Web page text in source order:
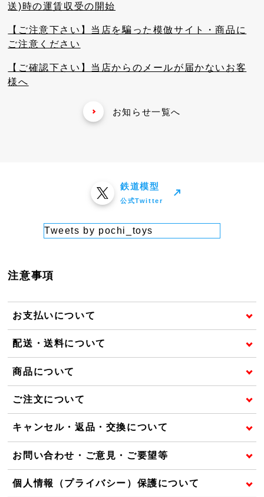
送)時の運賃収受の開始
【ご注意下さい】当店を騙った模倣サイト・商品に
ご注意ください
【ご確認下さい】当店からのメールが届かないお客
様へ
お知らせ一覧へ
鉄道模型
公式Twitter
Tweets by pochi_toys
注意事項
お支払いについて
配送・送料について
商品について
ご注文について
キャンセル・返品・交換について
お問い合わせ・ご意見・ご要望等
個人情報（プライバシー）保護について